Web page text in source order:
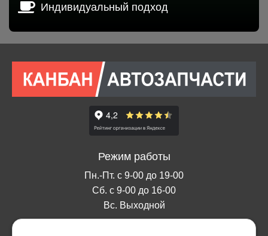
Индивидуальный подход
Режим работы
Пн.-Пт. с 9-00 до 19-00
Сб. с 9-00 до 16-00
Вс. Выходной